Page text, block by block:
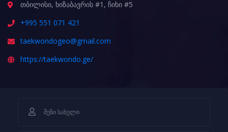
თბილისი, ხიზაბავრის #1, ჩიხი #5
+995 551 071 421
taekwondogeo@gmail.com
https://taekwondo.ge/